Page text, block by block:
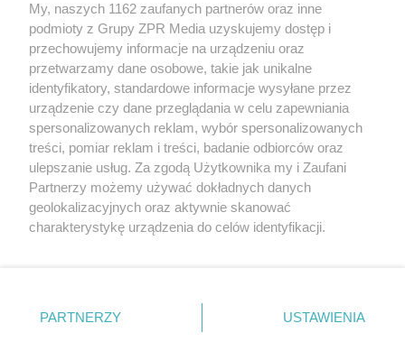
Żaden utwór zamieszczony w serwisie nie może być powielany i
rozpowszechniany lub dalej rozpowszechniany w jakikolwiek sposób (w
tym także elektroniczny lub mechaniczny) na jakimkolwiek polu
eksploatacji w jakiejkolwiek formie, włącznie z umieszczaniem w
Internecie bez pisemnej zgody właściciela praw. Jakiekolwiek użycie lub
wykorzystanie utworów w całości lub w części z naruszeniem prawa,
tzn. bez właściwej zgody, jest zabronione pod groźbą kary i może być
ścigane prawnie.
My, naszych 1162 zaufanych partnerów oraz inne
podmioty z Grupy ZPR Media uzyskujemy dostęp i
przechowujemy informacje na urządzeniu oraz
przetwarzamy dane osobowe, takie jak unikalne
identyfikatory, standardowe informacje wysyłane przez
urządzenie czy dane przeglądania w celu zapewniania
spersonalizowanych reklam, wybór spersonalizowanych
treści, pomiar reklam i treści, badanie odbiorców oraz
ulepszanie usług. Za zgodą Użytkownika my i Zaufani
Partnerzy możemy używać dokładnych danych
geolokalizacyjnych oraz aktywnie skanować
charakterystykę urządzenia do celów identyfikacji.
zmienić/wycofać klikając przycisk ustawień prywatności
znajdujący się w lewym dolnym rogu strony
PARTNERZY USTAWIENIA